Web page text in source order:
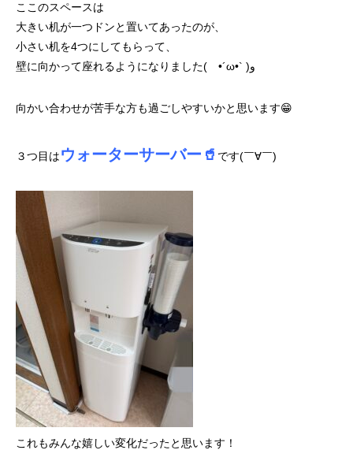
ここのスペースは
大きい机が一つドンと置いてあったのが、
小さい机を4つにしてもらって、
壁に向かって座れるようになりました( •´ω•` )ﻭ
向かい合わせが苦手な方も過ごしやすいかと思います😁
３つ目はウォーターサーバー🥤 です(￣∀￣)
これもみんな嬉しい変化だったと思います！